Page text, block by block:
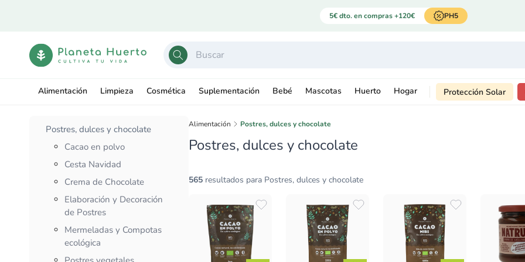
5€ dto. en compras +120€ PH5
Alimentación Limpieza Cosmética Suplementación Bebé Mascotas Huerto Hogar Protección Solar
Postres, dulces y chocolate
Cacao en polvo
Cesta Navidad
Crema de Chocolate
Elaboración y Decoración
de Postres
Mermeladas y Compotas
ecológica
Alimentación Postres, dulces y chocolate
Postres, dulces y chocolate
565 resultados para Postres, dulces y chocolate